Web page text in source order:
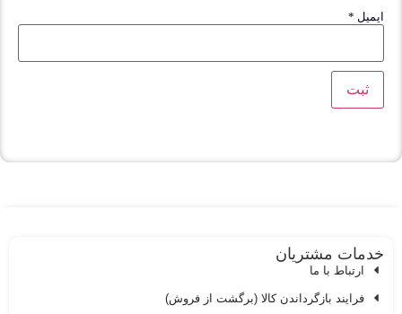
مشتریان
ارتباط با ما
فرایند بازگرداندن کالا (برگشت از فروش)